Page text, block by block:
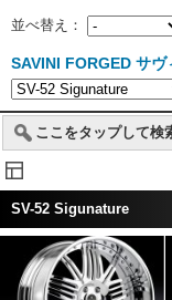
並べ替え：
SAVINI FORGED サ
ここをタップして検
SV-52 Sigunature